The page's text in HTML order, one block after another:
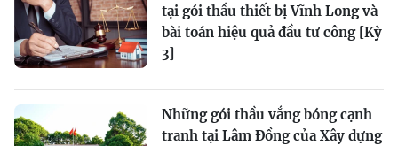
tại gói thầu thiết bị Vĩnh Long và
bài toán hiệu quả đầu tư công [Kỳ
3]
Những gói thầu vắng bóng cạnh
tranh tại Lâm Đồng của Xây dựng